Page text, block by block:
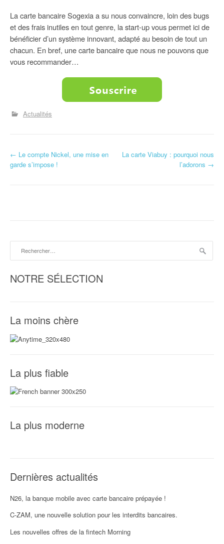
La carte bancaire Sogexia a su nous convaincre, loin des bugs
et des frais inutiles en tout genre, la start-up vous permet ici de
bénéficier d’un système innovant, adapté au besoin de tout un
chacun. En bref, une carte bancaire que nous ne pouvons que
vous recommander…
Actualités
N
g
t
i
n
d
a
r
t
i
l
← Le compte Nickel, une mise en
garde s’impose !
La carte Viabuy : pourquoi nous
l’adorons →
NOTRE SÉLECTION
La moins chère
La plus fiable
La plus moderne
Dernières actualités
N26, la banque mobile avec carte bancaire prépayée !
C-ZAM, une nouvelle solution pour les interdits bancaires.
Les nouvelles offres de la fintech Morning